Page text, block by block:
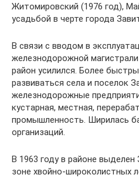
Житомировский (1976 год),
усадьбой в черте города
В связи с вводом в
железнодорожной
район усилился. Более
развиваться села и поселок
железнодорожные
кустарная, местная,
промышленность. Ширилась
организаций.
В 1963 году в районе выделен
зоне хвойно-широколистных